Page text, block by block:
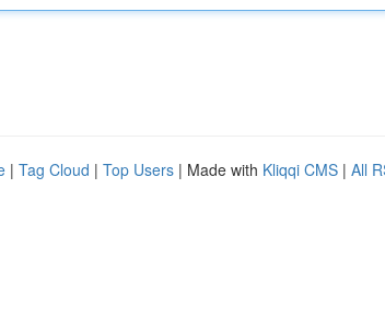
| Tag Cloud | Top Users | Made with Kliqqi CMS | All